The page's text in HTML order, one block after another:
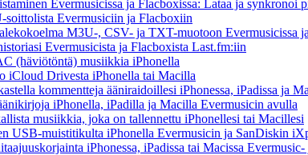
Evermusicissa ja Flacboxissa: Lataa ja synkronoi
Evermusiciin ja Flacboxiin
M3U-, CSV- ja TXT-muotoon Evermusicissa
Evermusicista ja Flacboxista Last.fm:iin
(häviötöntä) musiikkia iPhonella
iCloud Drivesta iPhonella tai Macilla
kommentteja ääniraidoillesi iPhonessa, iPadissa ja
iPhonella, iPadilla ja Macilla Evermusicin avulla
musiikkia, joka on tallennettu iPhonellesi tai Macillesi
USB-muistitikulta iPhonella Evermusicin ja SanDiskin
iPhonessa, iPadissa tai Macissa